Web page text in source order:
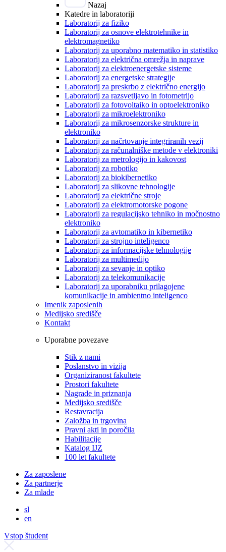
Nazaj
Katedre in laboratoriji
Laboratorij za fiziko
Laboratorij za osnove elektrotehnike in
elektromagnetiko
Laboratorij za uporabno matematiko in statistiko
Laboratorij za električna omrežja in naprave
Laboratorij za elektroenergetske sisteme
Laboratorij za energetske strategije
Laboratorij za preskrbo z električno energijo
Laboratorij za razsvetljavo in fotometrijo
Laboratorij za fotovoltaiko in optoelektroniko
Laboratorij za mikroelektroniko
Laboratorij za mikrosenzorske strukture in
elektroniko
Laboratorij za načrtovanje integriranih vezij
Laboratorij za računalniške metode v elektroniki
Laboratorij za metrologijo in kakovost
Laboratorij za robotiko
Laboratorij za biokibernetiko
Laboratorij za slikovne tehnologije
Laboratorij za električne stroje
Laboratorij za elektromotorske pogone
Laboratorij za regulacijsko tehniko in močnostno
elektroniko
Laboratorij za avtomatiko in kibernetiko
Laboratorij za strojno inteligenco
Laboratorij za informacijske tehnologije
Laboratorij za multimedijo
Laboratorij za sevanje in optiko
Laboratorij za telekomunikacije
Laboratorij za uporabniku prilagojene
komunikacije in ambientno inteligenco
Imenik zaposlenih
Medijsko središče
Kontakt
Uporabne povezave
Stik z nami
Poslanstvo in vizija
Organiziranost fakultete
Prostori fakultete
Nagrade in priznanja
Medijsko središče
Restavracija
Založba in trgovina
Pravni akti in poročila
Habilitacije
Katalog IJZ
100 let fakultete
Za zaposlene
Za partnerje
Za mlade
sl
en
Vstop študent